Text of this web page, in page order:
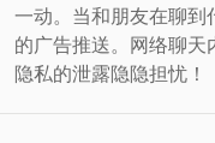
一动。当和朋友在聊到
的广告推送。网络聊天
隐私的泄露隐隐担忧！